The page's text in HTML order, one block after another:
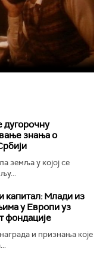
дугорочну
знања о
земља у којој се
капитал: Млади из
у Европи уз
фондације
и признања које